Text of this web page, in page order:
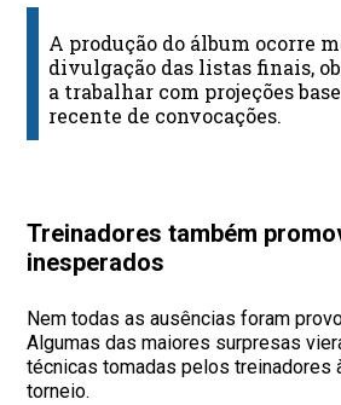
A produção do álbum ocorre
divulgação das listas finais,
a trabalhar com projeções
recente de convocações.
Treinadores também
inesperados
Nem todas as ausências foram
Algumas das maiores surpresas
técnicas tomadas pelos treinadores
torneio.